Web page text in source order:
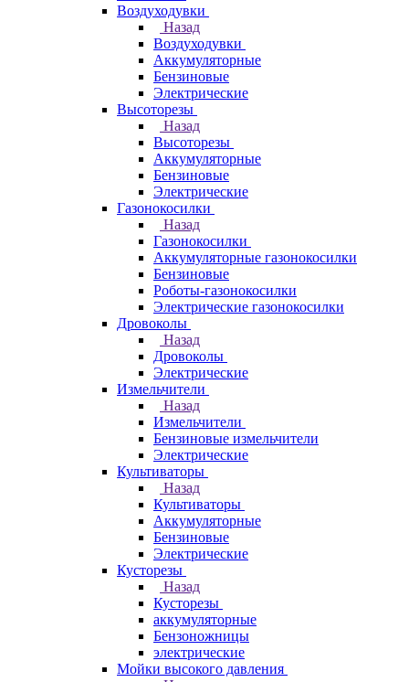
Воздуходувки
Назад
Воздуходувки
Аккумуляторные
Бензиновые
Электрические
Высоторезы
Назад
Высоторезы
Аккумуляторные
Бензиновые
Электрические
Газонокосилки
Назад
Газонокосилки
Аккумуляторные газонокосилки
Бензиновые
Роботы-газонокосилки
Электрические газонокосилки
Дровоколы
Назад
Дровоколы
Электрические
Измельчители
Назад
Измельчители
Бензиновые измельчители
Электрические
Культиваторы
Назад
Культиваторы
Аккумуляторные
Бензиновые
Электрические
Кусторезы
Назад
Кусторезы
аккумуляторные
Бензоножницы
электрические
Мойки высокого давления